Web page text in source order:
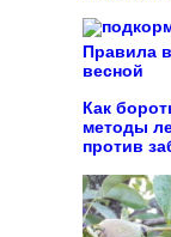
Правила
весной
Как
методы
против